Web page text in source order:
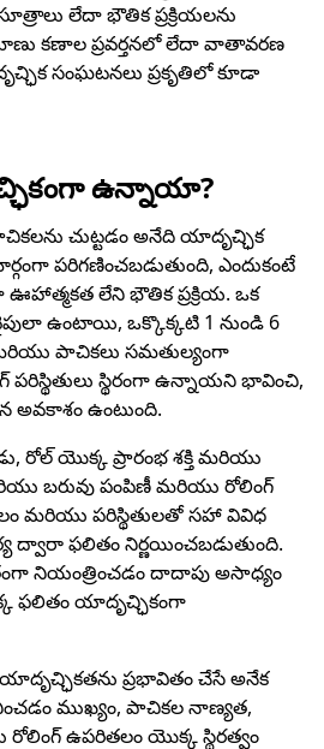
లేదా భౌతిక ప్రక్రియలను
కణాల ప్రవర్తనలో లేదా వాతావరణ
సంఘటనలు ప్రకృతిలో కూడా
ఉన్నాయా?
చుట్టడం అనేది యాదృచ్ఛిక
పరిగణించబడుతుంది, ఎందుకంటే
లేని భౌతిక ప్రక్రియ. ఒక
ఉంటాయి, ఒక్కొక్కటి 1 నుండి 6
పాచికలు సమతుల్యంగా
స్థిరంగా ఉన్నాయని భావించి,
అవకాశం ఉంటుంది.
రోల్ యొక్క ప్రారంభ శక్తి మరియు
బరువు పంపిణీ మరియు రోలింగ్
మరియు పరిస్థితులతో సహా వివిధ
ద్వారా ఫలితం నిర్ణయించబడుతుంది.
నియంత్రించడం దాదాపు అసాధ్యం
ఫలితం యాదృచ్ఛికంగా
ప్రభావితం చేసే అనేక
ముఖ్యం, పాచికల నాణ్యత,
ఉపరితలం యొక్క స్థిరత్వం